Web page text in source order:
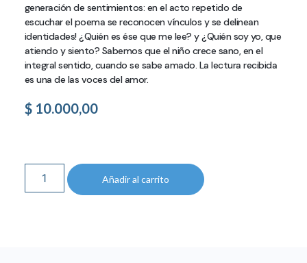
generación de sentimientos: en el acto repetido de
escuchar el poema se reconocen vínculos y se delinean
identidades! ¿Quién es ése que me lee? y ¿Quién soy yo, que
atiendo y siento? Sabemos que el niño crece sano, en el
integral sentido, cuando se sabe amado. La lectura recibida
es una de las voces del amor.
$10.000,00
Añadir al carrito